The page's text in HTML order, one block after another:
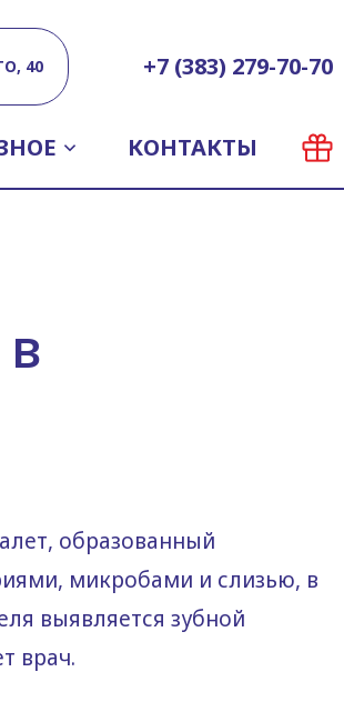
40 +7 (383) 279-70-70
КОНТАКТЫ
образованный
микробами и слизью, в
выявляется зубной
врач.